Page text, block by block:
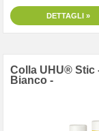
DETTAGLI »
Colla UHU® Stic
Bianco -